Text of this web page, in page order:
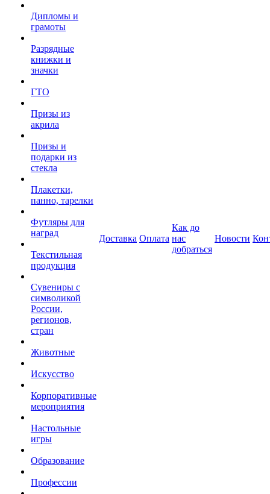
Дипломы и
грамоты
Разрядные
книжки и
значки
ГТО
Призы из
акрила
Призы и
подарки из
стекла
Плакетки,
панно, тарелки
Футляры для
наград
Текстильная
продукция
Сувениры с
символикой
России,
регионов,
стран
Животные
Искусство
Корпоративные
мероприятия
Настольные
игры
Образование
Профессии
Доставка Оплата
Как до
нас
добраться
Новости